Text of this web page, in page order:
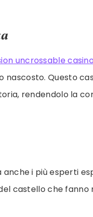
uncrossable
nascosto. Questo
rendendolo la
i più esperti
castello che fanno